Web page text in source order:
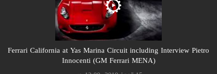
Ferrari California at Yas Marina Circuit including Interview Pietro
Innocenti (GM Ferrari MENA)